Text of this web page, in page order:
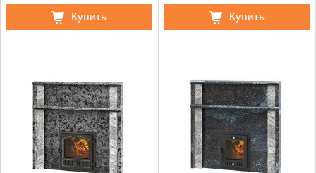
Купить Купить